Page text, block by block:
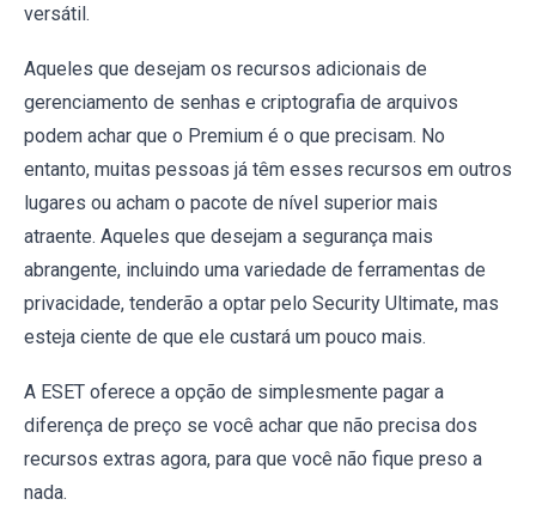
versátil.
Aqueles que desejam os recursos adicionais de
gerenciamento de senhas e criptografia de arquivos
podem achar que o Premium é o que precisam. No
entanto, muitas pessoas já têm esses recursos em outros
lugares ou acham o pacote de nível superior mais
atraente. Aqueles que desejam a segurança mais
abrangente, incluindo uma variedade de ferramentas de
privacidade, tenderão a optar pelo Security Ultimate, mas
esteja ciente de que ele custará um pouco mais.
A ESET oferece a opção de simplesmente pagar a
diferença de preço se você achar que não precisa dos
recursos extras agora, para que você não fique preso a
nada.